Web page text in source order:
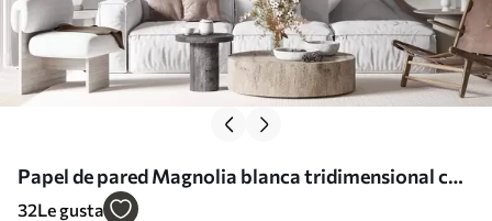
Papel de pared Magnolia blanca tridimensional con
imitación de textura de mármol en relieve. Nr.
32Le gusta